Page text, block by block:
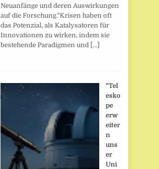
Neuanfänge und deren Auswirkungen
auf die Forschung."Krisen haben oft
das Potenzial, als Katalysatoren für
Innovationen zu wirken, indem sie
bestehende Paradigmen und […]
"Tel
esko
pe
erw
eiter
n
uns
er
Uni